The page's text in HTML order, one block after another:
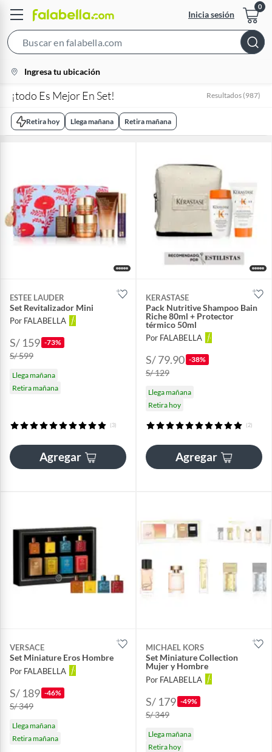
Inicia sesión
Bar
location-
icon
Ingresa tu ubicación
¡todo Es Mejor En Set! Resultados (987)
Retira hoy Llega mañana Retira mañana
ESTEE LAUDER
Set Revitalizador Mini
Por FALABELLA
S/ 159 -73%
S/ 599
Llega mañana
Retira mañana
(3)
Agregar
KERASTASE
Pack Nutritive Shampoo Bain
Riche 80ml + Protector
térmico 50ml
Por FALABELLA
S/ 79.90 -38%
S/ 129
Llega mañana
Retira hoy
(2)
Agregar
VERSACE
Set Miniature Eros Hombre
Por FALABELLA
S/ 189 -46%
S/ 349
Llega mañana
Retira mañana
MICHAEL KORS
Set Miniature Collection
Mujer y Hombre
Por FALABELLA
S/ 179 -49%
S/ 349
Llega mañana
Retira hoy